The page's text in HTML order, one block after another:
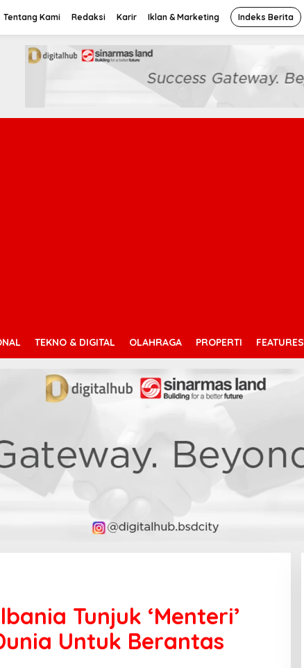
Tentang Kami Redaksi Karir Iklan & Marketing Indeks Berita
TEKNO & DIGITAL OLAHRAGA PROPERTI FEATURES
Tunjuk ‘Menteri’
Untuk Berantas